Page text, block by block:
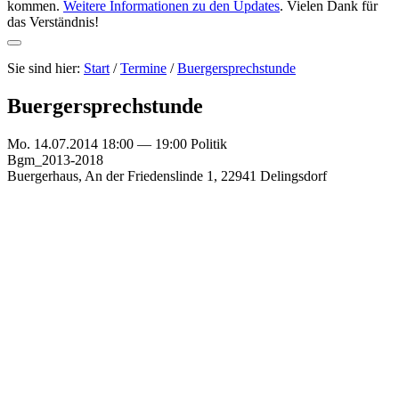
kommen. Weitere Informationen zu den Updates. Vielen Dank für
das Verständnis!
Sie sind hier: Start / Termine / Buergersprechstunde
Buergersprechstunde
Mo. 14.07.2014 18:00 — 19:00 Politik
Bgm_2013-2018
Buergerhaus, An der Friedenslinde 1, 22941 Delingsdorf